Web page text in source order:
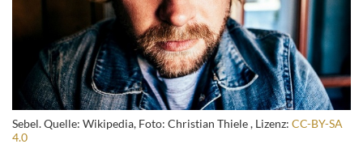
Sebel. Quelle: Wikipedia, Foto: Christian Thiele , Lizenz: CC-BY-SA
4.0